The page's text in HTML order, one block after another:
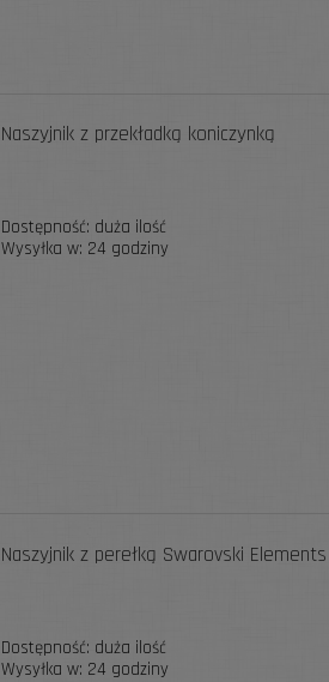
Naszyjnik z przekładką koniczynką
Dostępność: duża ilość
Wysyłka w: 24 godziny
Naszyjnik z perełką Swarovski Elements
Dostępność: duża ilość
Wysyłka w: 24 godziny